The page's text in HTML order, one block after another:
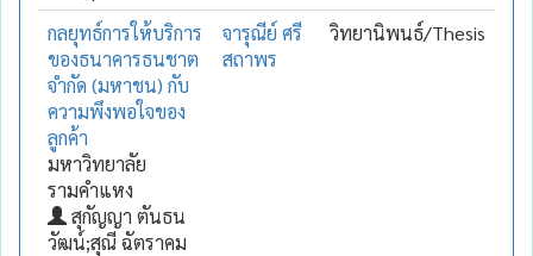
กลยุทธ์การให้บริการ
ของธนาคารธนชาต
จำกัด (มหาชน) กับ
ความพึงพอใจของ
ลูกค้า
มหาวิทยาลัย
รามคำแหง
สุกัญญา ตันธน
วัฒน์;สุณี ฉัตราคม
จารุณีย์ ศรี
สถาพร
วิทยานิพนธ์/Thesis